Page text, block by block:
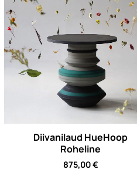
Diivanilaud HueHoop
Roheline
875,00€